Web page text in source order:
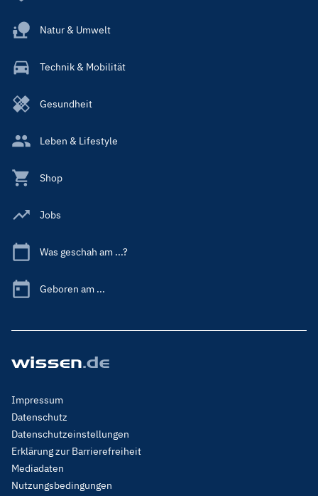
Natur & Umwelt
Technik & Mobilität
Gesundheit
Leben & Lifestyle
Shop
Jobs
Was geschah am ...?
Geboren am ...
Footer
Menu
Legal
Impressum
Datenschutz
Datenschutzeinstellungen
Erklärung zur Barrierefreiheit
Mediadaten
Nutzungsbedingungen